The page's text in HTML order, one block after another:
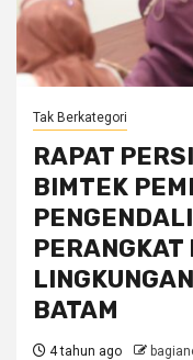
Tak Berkategori
RAPAT
BIMTEK
BATAM
4 tahun ago